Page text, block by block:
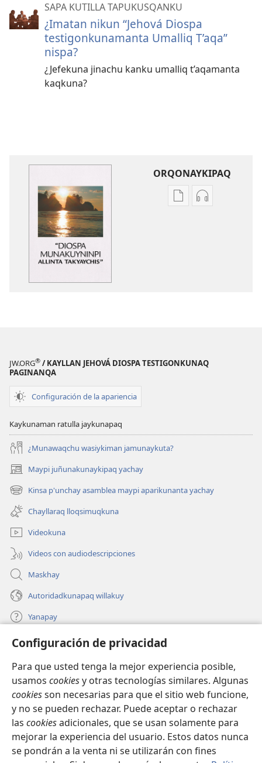
Configuración de privacidad
Para que usted tenga la mejor experiencia posible,
usamos cookiesy otras tecnologías similares. Algunas
cookiesson necesarias para que el sitio web funcione,
y no se pueden rechazar. Puede aceptar o rechazar
las cookiesadicionales, que se usan solamente para
mejorar la experiencia del usuario. Estos datos nunca
se pondrán a la venta ni se utilizarán con fines
SAPA KUTILLA TAPUKUSQANKU
¿Imatan nikun “Jehová Diospa
testigonkunamanta Umalliq T’aqa”
nispa?
¿Jefekuna jinachu kanku umalliq t’aqamanta
kaqkuna?
ORQONAYKIPAQ
KaypiKaypin
JW.ORG® / KAYLLAN JEHOVÁ DIOSPA TESTIGONKUNAQ
PAGINANQA
Configuración de la apariencia
Kaykunaman ratulla jaykunapaq
¿Munawaqchu wasiykiman jamunaykuta?
Maypi juñunakunaykipaq yachay
(abre
una
nueva
ventana)
Kinsa p'unchay asamblea maypi aparikunanta yachay
(abre
una
nueva
ventana)
Chayllaraq lloqsimuqkuna
Videokuna
Videos con audiodescripciones
Maskhay
Autoridadkunapaq willakuy
Yanapay
Donacionta churanapaq
una
nueva
ventana)
INTERNETPI QELQANCHISKUNA Watchtower™
(abre
una
nueva
ventana)
JW Hub
(abre
una
nueva
ventana)
JW Library ®